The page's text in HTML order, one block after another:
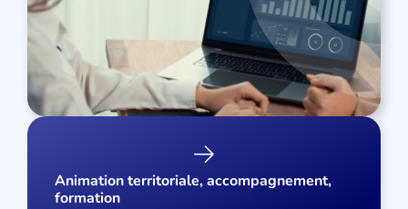
Animation territoriale, accompagnement,
formation